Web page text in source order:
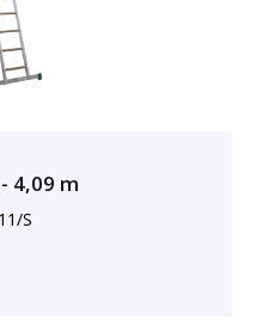
4,09 m
S